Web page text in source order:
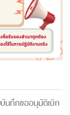
บันทึกขออนุมัติเบิก